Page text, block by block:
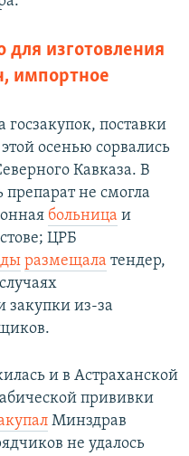
изготовления
импортное
госзакупок, поставки
осенью сорвались
Кавказа. В
препарат не смогла
больница и
ЦРБ
размещала тендер,
закупки из-за
и в Астраханской
прививки
Минздрав
не удалось